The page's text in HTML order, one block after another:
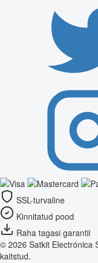
SSL-turvaline
Kinnitatud pood
Raha tagasi garantii
© 2026 Satkit Electrónica
kaitstud.